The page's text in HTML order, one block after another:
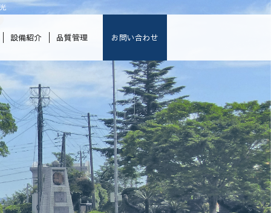
設備紹介 品質管理 お問い合わせ